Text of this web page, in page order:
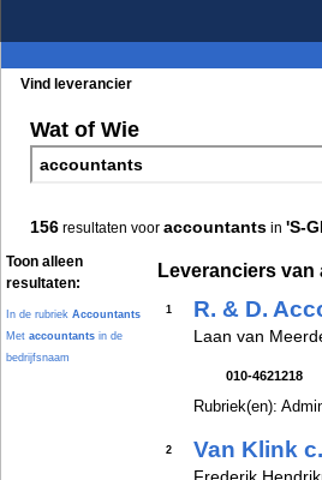
Vind leverancier
Wat of Wie
156 resultaten voor accountants in 'S-
Toon alleen
resultaten:
In de rubriek Accountants
Met accountants in de
bedrijfsnaam
Leveranciers van
1 R. & D.
Laan van
010-4621218
Rubriek(en):
2 Van Klink